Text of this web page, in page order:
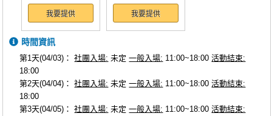
我要提供 我要提供
時間資訊
第1天(04/03)：社團入場: 未定一般入場: 11:00~18:00活動結束:
18:00
第2天(04/04)：社團入場: 未定一般入場: 11:00~18:00活動結束:
18:00
第3天(04/05)：社團入場: 未定一般入場: 11:00~18:00活動結束: